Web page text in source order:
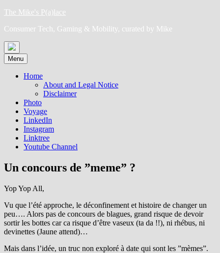
Skip
content
The Mike's P(a)lace
Consumer Tech, Gaming & Mobility, curated by Mike
Menu
Home
About and Legal Notice
Disclaimer
Photo
Voyage
LinkedIn
Instagram
Linktree
Youtube Channel
Un concours de ”meme” ?
Yop Yop All,
Vu que l’été approche, le déconfinement et histoire de changer un
peu…. Alors pas de concours de blagues, grand risque de devoir
sortir les bottes car ca risque d’être vaseux (ta da !!), ni rhébus, ni
devinettes (Jaune attend)…
Mais dans l’idée, un truc non exploré à date qui sont les ”mèmes”.